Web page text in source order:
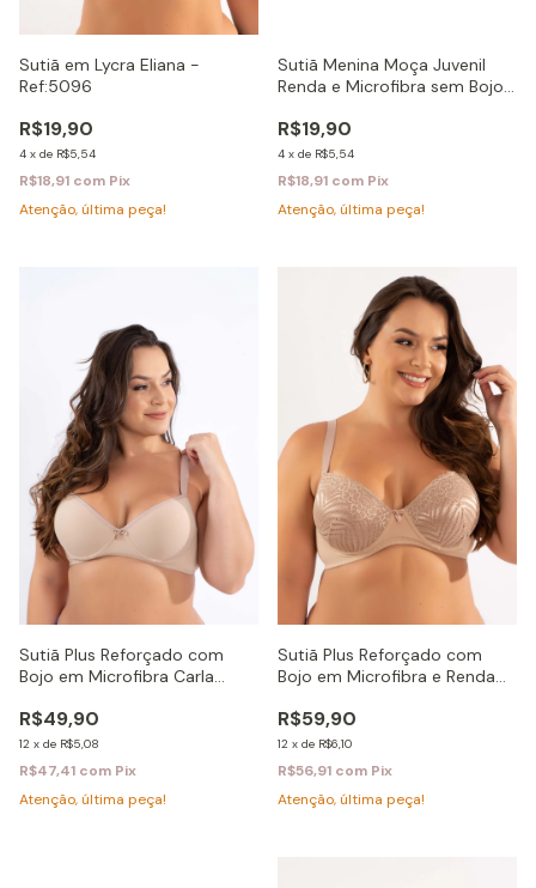
Sutiã em Lycra Eliana -
Ref:5096
R$19,90
4 x de R$5,54
R$18,91 com Pix
Atenção, última peça!
Sutiã Menina Moça Juvenil
Renda e Microfibra sem Bojo
R$19,90
4 x de R$5,54
R$18,91 com Pix
Atenção, última peça!
Sutiã Plus Reforçado com
Bojo em Microfibra Carla
R$49,90
12 x de R$5,08
R$47,41 com Pix
Atenção, última peça!
Sutiã Plus Reforçado com
Bojo em Microfibra e Renda
R$59,90
12 x de R$6,10
R$56,91 com Pix
Atenção, última peça!